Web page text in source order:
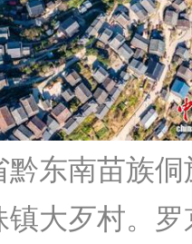
黔东南苗族侗
大歹村。罗